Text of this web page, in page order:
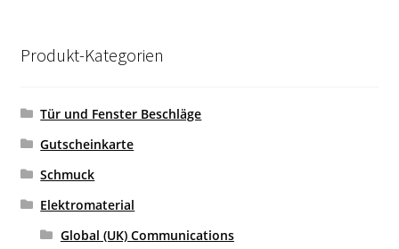
Produkt-Kategorien
Tür und Fenster Beschläge
Gutscheinkarte
Schmuck
Elektromaterial
Global (UK) Communications